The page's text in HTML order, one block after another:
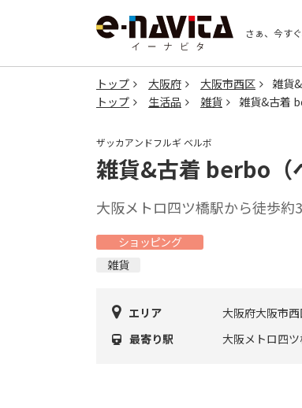
さぁ、今す
トップ 大阪府 大阪市西区
雑貨
トップ
生活品 雑貨 雑貨&古着
ザッカアンドフルギ ベルボ
雑貨&古着 berbo（
大阪メトロ四ツ橋駅から徒歩
ショッピング
雑貨
エリア
大阪府大阪市
最寄り駅
大阪メトロ四